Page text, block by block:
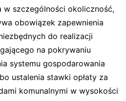
w szczególności okoliczność,
obowiązek zapewnienia
do realizacji
na pokrywaniu
systemu gospodarowania
ustalenia stawki opłaty za
komunalnymi w wysokości